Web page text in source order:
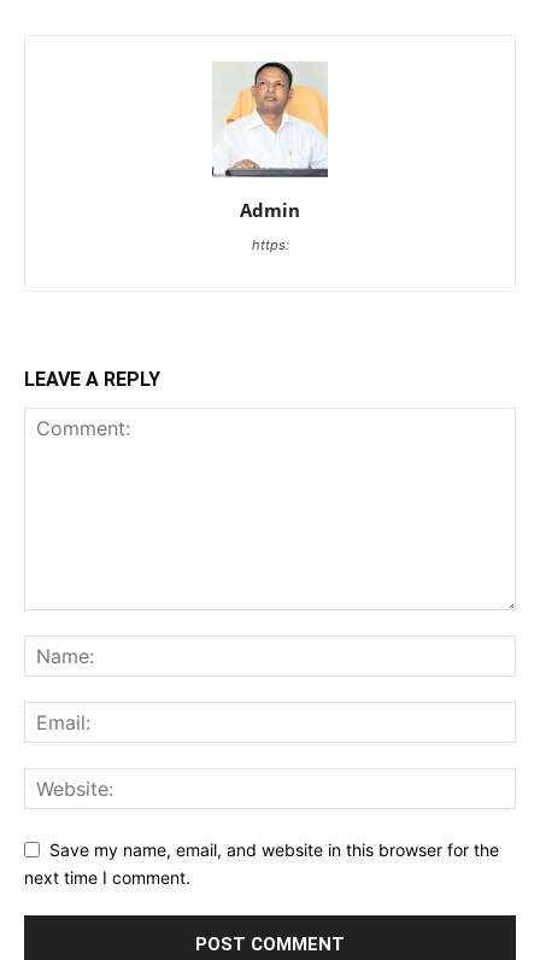
Admin
https:
LEAVE A REPLY
Save my name, email, and website in this browser for the
next time I comment.